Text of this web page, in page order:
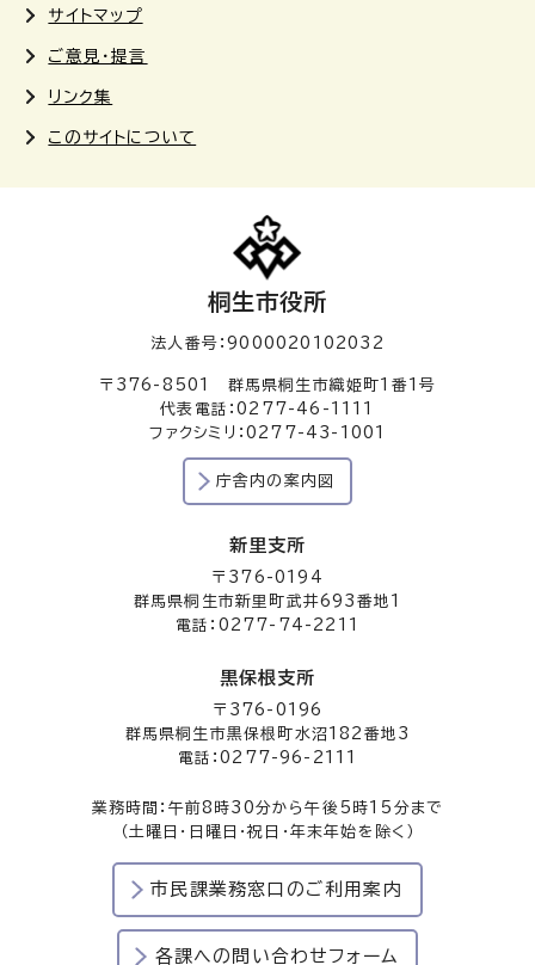
サイトマップ
ご意見・提言
リンク集
このサイトについて
桐生市役所
法人番号：9000020102032
〒376-8501 群馬県桐生市織姫町1番1号
代表電話：0277-46-1111
ファクシミリ：0277-43-1001
庁舎内の案内図
新里支所
〒376-0194
群馬県桐生市新里町武井693番地1
電話：0277-74-2211
黒保根支所
〒376-0196
群馬県桐生市黒保根町水沼182番地3
電話：0277-96-2111
業務時間：午前8時30分から午後5時15分まで
（土曜日・日曜日・祝日・年末年始を除く）
市民課業務窓口のご利用案内
各課への問い合わせフォーム